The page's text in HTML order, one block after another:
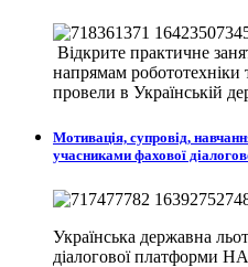
Відкрите практичне
напрямам робототехніки
провели в Українській
Мотивація, супровід,
учасниками фахової
Українська державна
діалогової платформи